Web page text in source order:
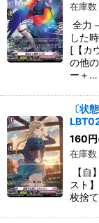
在庫
全力
した
[【カ
の他
ー＋…
〔状
160円
在庫
【自
スト
枚捨